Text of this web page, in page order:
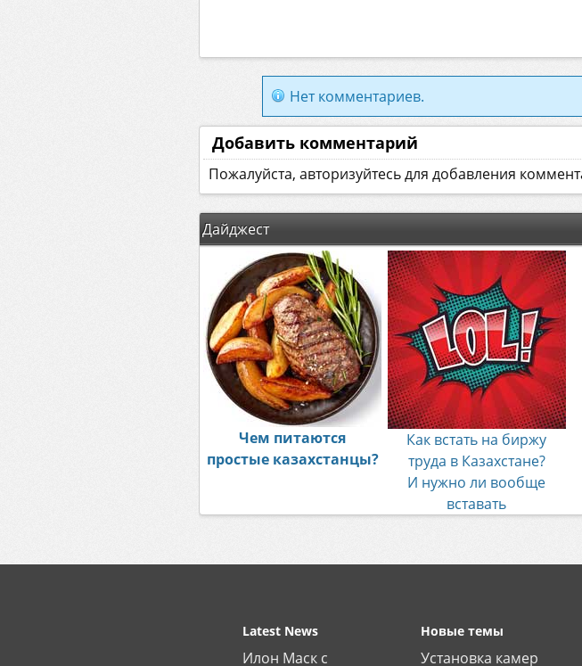
Нет комментариев.
Добавить комментарий
Пожалуйста, авторизуйтесь для добавления
Дайджест
Чем питаются
простые казахстанцы?
Как встать на биржу
труда в Казахстане?
И нужно ли вообще
вставать
Latest News
Илон Маск с
Новые темы
Установка камер